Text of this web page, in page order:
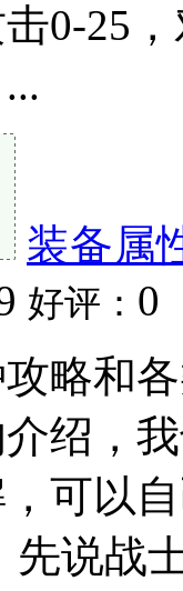
0-25
装备属
好评： 0
略和
绍，
可以
先说战